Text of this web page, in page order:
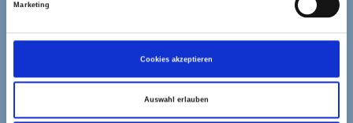
Marketing
Cookies akzeptieren
Auswahl erlauben